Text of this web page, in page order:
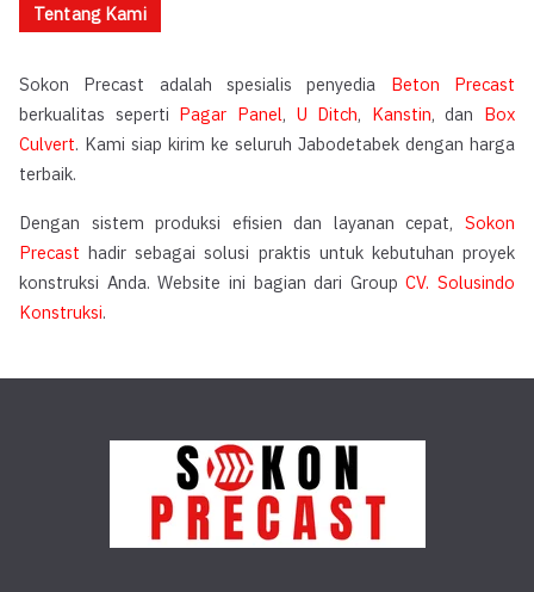
Tentang Kami
Sokon Precast adalah spesialis penyedia Beton Precast
berkualitas seperti Pagar Panel, U Ditch, Kanstin, dan Box
Culvert. Kami siap kirim ke seluruh Jabodetabek dengan harga
terbaik.
Dengan sistem produksi efisien dan layanan cepat, Sokon
Precast hadir sebagai solusi praktis untuk kebutuhan proyek
konstruksi Anda. Website ini bagian dari GroupCV. Solusindo
Konstruksi.